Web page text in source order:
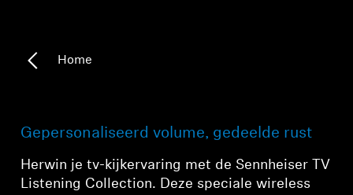
Home
Gepersonaliseerd volume, gedeelde rust
Herwin je tv-kijkervaring met de Sennheiser TV
Listening Collection. Deze speciale wireless